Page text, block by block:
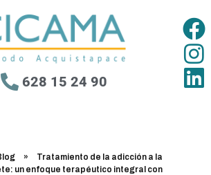
628 15 24 90
»
Tratamiento de la adicción a la
un enfoque terapéutico integral con